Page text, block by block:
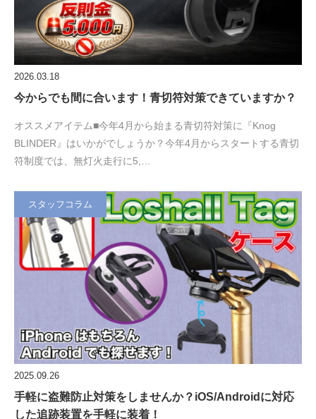
2026.03.18
今からでも間に合います！青切符対策できていますか？
オススメアイテム■今年4月から始まる青切符対策に『Knog
BLINDER』はいかがでしょうか？今年4月からスタートする青切
符制度では、無灯火走行に5,…
スタッフコラム
2025.09.26
手軽に盗難防止対策をしませんか？iOS/Androidに対応
した追跡装置を手軽に装着！